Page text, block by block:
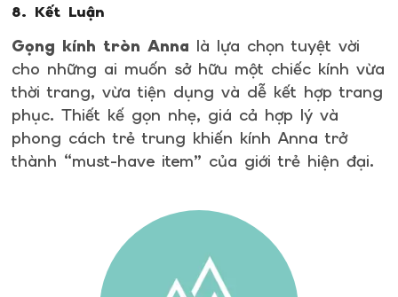
8. Kết Luận
Gọng kính tròn Anna là lựa chọn tuyệt vời
cho những ai muốn sở hữu một chiếc kính vừa
thời trang, vừa tiện dụng và dễ kết hợp trang
phục. Thiết kế gọn nhẹ, giá cả hợp lý và
phong cách trẻ trung khiến kính Anna trở
thành “must-have item” của giới trẻ hiện đại.